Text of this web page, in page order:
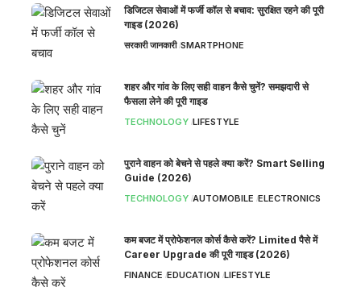
डिजिटल सेवाओं में फर्जी कॉल से बचाव: सुरक्षित रहने की पूरी
गाइड (2026)
सरकारी जानकारी SMARTPHONE
शहर और गांव के लिए सही वाहन कैसे चुनें? समझदारी से
फैसला लेने की पूरी गाइड
TECHNOLOGY LIFESTYLE
पुराने वाहन को बेचने से पहले क्या करें? Smart Selling
Guide (2026)
TECHNOLOGY AUTOMOBILE ELECTRONICS
कम बजट में प्रोफेशनल कोर्स कैसे करें? Limited पैसे में
Career Upgrade की पूरी गाइड (2026)
FINANCE EDUCATION LIFESTYLE